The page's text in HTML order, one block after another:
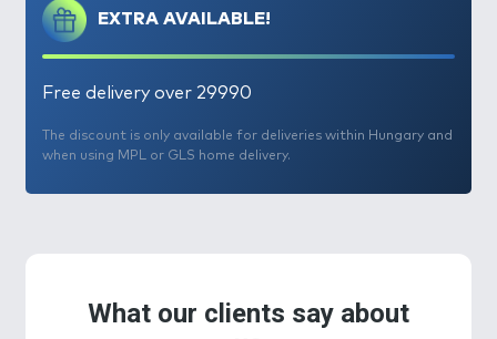
EXTRA AVAILABLE!
Free delivery over 29990
The discount is only available for deliveries within Hungary and
when using MPL or GLS home delivery.